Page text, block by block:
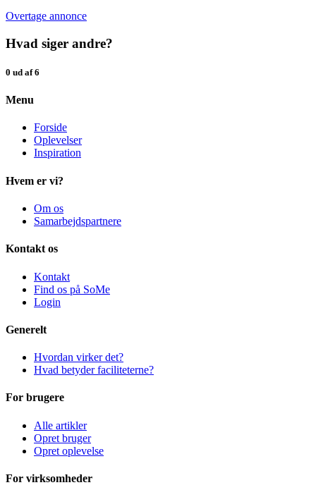
Overtage annonce
Hvad siger andre?
0 ud af 6
Menu
Forside
Oplevelser
Inspiration
Hvem er vi?
Om os
Samarbejdspartnere
Kontakt os
Kontakt
Find os på SoMe
Login
Generelt
Hvordan virker det?
Hvad betyder faciliteterne?
For brugere
Alle artikler
Opret bruger
Opret oplevelse
For virksomheder